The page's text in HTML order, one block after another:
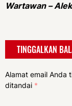
Wartawan – Alek
TINGGALKAN
Alamat email Anda
ditandai *